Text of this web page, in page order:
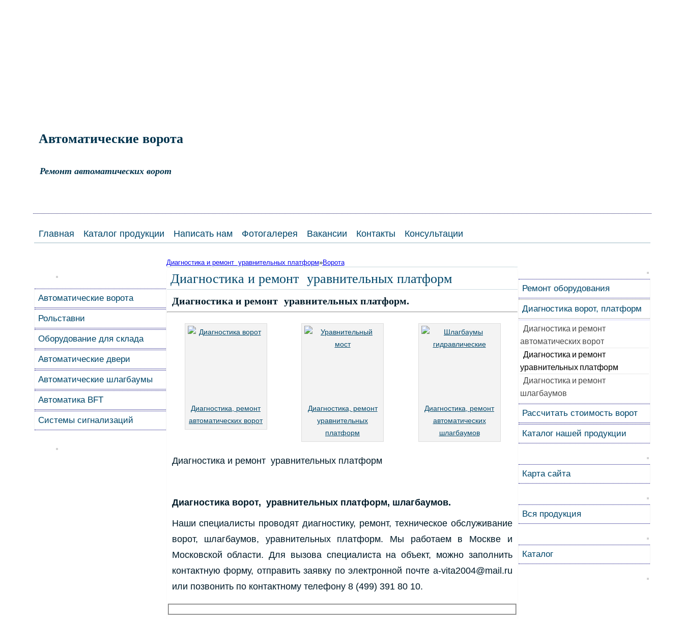
Автоматические ворота
Ремонт автоматических ворот
Главная Каталог продукции Написать нам Фотогалерея Вакансии Контакты Консультации
Автоматические ворота
Рольставни
Оборудование для склада
Автоматические двери
Автоматические шлагбаумы
Автоматика BFT
Системы сигнализаций
Диагностика и ремонт уравнительных платформ»Ворота
Диагностика и ремонт уравнительных платформ
Диагностика и ремонт уравнительных платформ.
Диагностика, ремонт
автоматических ворот
Диагностика, ремонт
уравнительных
платформ
Диагностика, ремонт
автоматических
шлагбаумов
Диагностика и ремонт уравнительных платформ
Диагностика ворот, уравнительных платформ, шлагбаумов.
Наши специалисты проводят диагностику, ремонт, техническое обслуживание
ворот, шлагбаумов, уравнительных платформ. Мы работаем в Москве и
Московской области. Для вызова специалиста на объект, можно заполнить
контактную форму, отправить заявку по электронной почте a-vita2004@mail.ru
или позвонить по контактному телефону 8 (499) 391 80 10.
Ремонт оборудования
Диагностика ворот, платформ
Диагностика и ремонт
автоматических ворот
Диагностика и ремонт
уравнительных платформ
Диагностика и ремонт
шлагбаумов
Рассчитать стоимость ворот
Каталог нашей продукции
Карта сайта
Вся продукция
Каталог